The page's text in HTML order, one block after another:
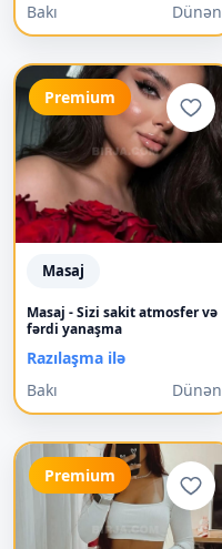
Bakı
Dünən
Premium
Masaj
Masaj - Sizi sakit atmosfer və
fərdi yanaşma
Razılaşma ilə
Bakı
Dünən
Premium